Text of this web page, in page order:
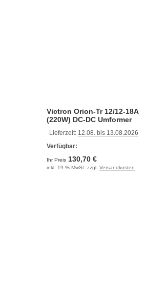
Victron Orion-Tr 12/12-18A
(220W) DC-DC Umformer
Lieferzeit: 12.08. bis 13.08.2026
Verfügbar:
Ihr Preis 130,70 €
inkl. 19 % MwSt. zzgl. Versandkosten